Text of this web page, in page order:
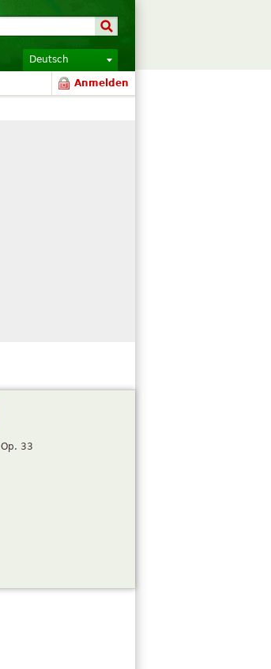
Deutsch
Anmelden
Op. 33